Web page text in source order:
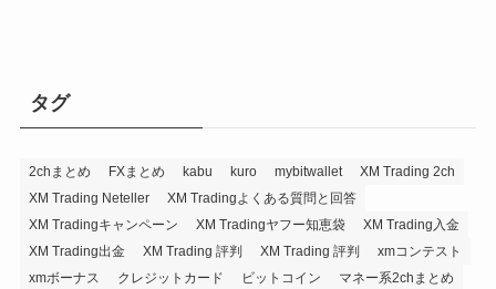
タグ
2chまとめ FXまとめ kabu kuro mybitwallet
XM Trading 2ch
XM Trading Neteller
XM Tradingよくある質問と回答
XM Tradingキャンペーン
XM Tradingヤフー知恵袋
XM Trading入金
XM Trading出金
XM Trading 評判 XM Trading 評判
xmコンテスト
xmボーナス
クレジットカード ビットコイン マネー系2chまとめ